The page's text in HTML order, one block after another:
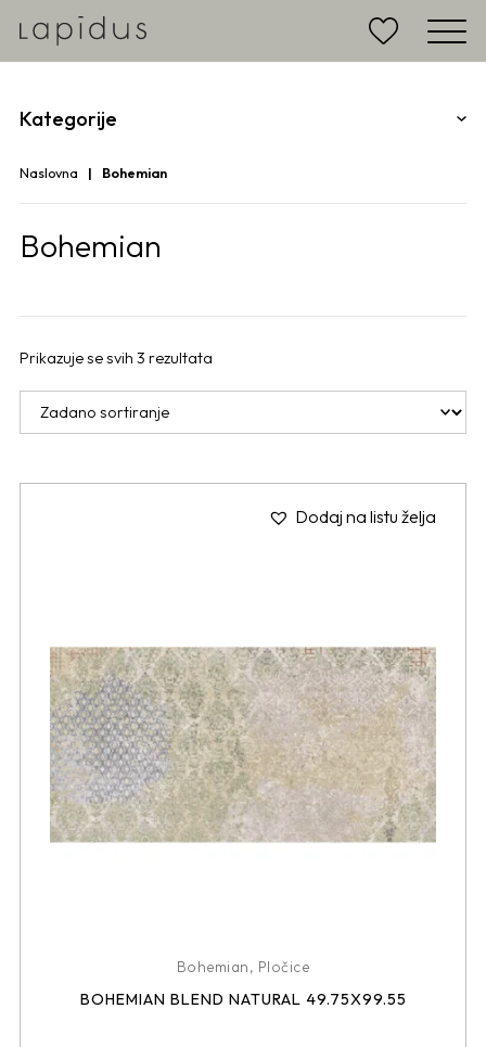
Kategorije
Naslovna Bohemian
Bohemian
Prikazuje se svih 3 rezultata
Dodaj na listu želja
Bohemian, Pločice
BOHEMIAN BLEND NATURAL 49.75X99.55